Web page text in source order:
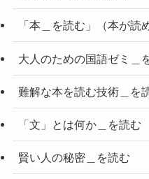
「本＿を読む」（本が
大人のための国語ゼミ＿
難解な本を読む技術＿を
「文」とは何か＿を読む
賢い人の秘密＿を読む